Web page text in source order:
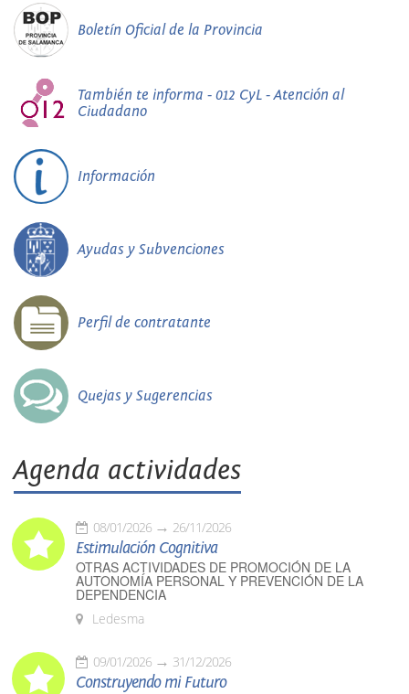
Boletín Oficial de la Provincia
También te informa - 012 CyL - Atención al
Ciudadano
Información
Ayudas y Subvenciones
Perfil de contratante
Quejas y Sugerencias
Agenda actividades
08/01/2026 26/11/2026
Estimulación Cognitiva
OTRAS ACTIVIDADES DE PROMOCIÓN DE LA
AUTONOMÍA PERSONAL Y PREVENCIÓN DE LA
DEPENDENCIA
Ledesma
09/01/2026 31/12/2026
Construyendo mi Futuro